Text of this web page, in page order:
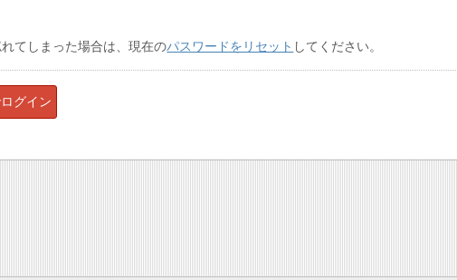
てしまった場合は、現在のパスワードをリセット してください。
グイン